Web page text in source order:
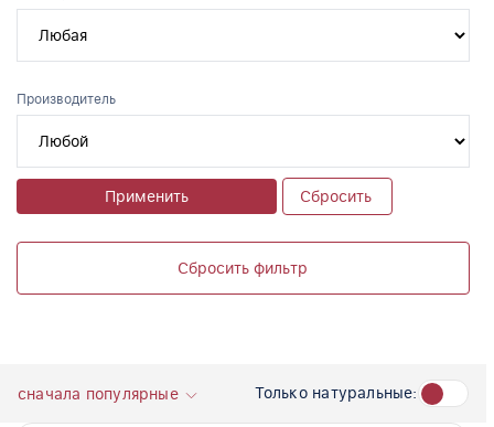
Производитель
Применить Сбросить
Сбросить фильтр
сначала популярные Только натуральные: